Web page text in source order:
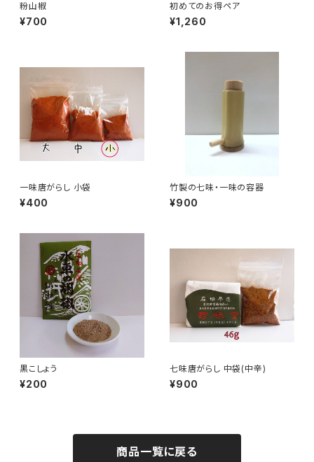
粉山椒
¥700
初めてのお得ペア
¥1,260
一味唐がらし 小袋
¥400
竹製の七味・一味の容器
¥900
黒こしょう
¥200
七味唐がらし 中袋(中辛)
¥900
商品一覧に戻る